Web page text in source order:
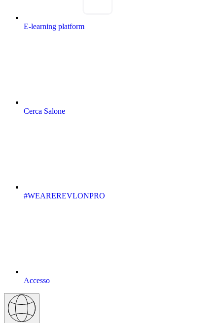
E-learning platform
Cerca Salone
#WEAREREVLONPRO
Accesso